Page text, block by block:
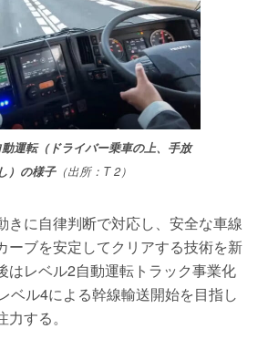
運転（ドライバー乗車の上、手放
し）の様子（出所：T 2）
きに自律判断で対応し、安全な車線
ーブを安定してクリアする技術を新
はレベル2自動運転トラック事業化
ベル4による幹線輸送開始を目指し
する。